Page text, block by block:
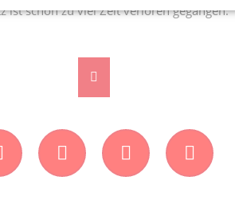
schon zu viel Zeit verloren gegangen.“